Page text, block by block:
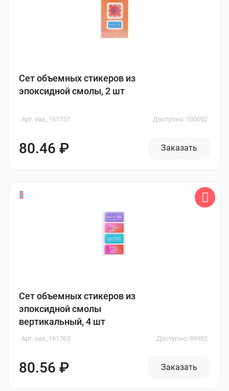
Сет объемных стикеров из
эпоксидной смолы, 2 шт
Арт. oas_161757 Доступно: 100002
80.46 ₽ Заказать
Сет объемных стикеров из
эпоксидной смолы
вертикальный, 4 шт
Арт. oas_161763 Доступно: 99982
80.56 ₽ Заказать